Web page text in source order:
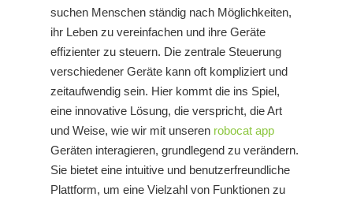
suchen Menschen ständig nach Möglichkeiten,
ihr Leben zu vereinfachen und ihre Geräte
effizienter zu steuern. Die zentrale Steuerung
verschiedener Geräte kann oft kompliziert und
zeitaufwendig sein. Hier kommt die ins Spiel,
eine innovative Lösung, die verspricht, die Art
und Weise, wie wir mit unseren robocat app
Geräten interagieren, grundlegend zu verändern.
Sie bietet eine intuitive und benutzerfreundliche
Plattform, um eine Vielzahl von Funktionen zu